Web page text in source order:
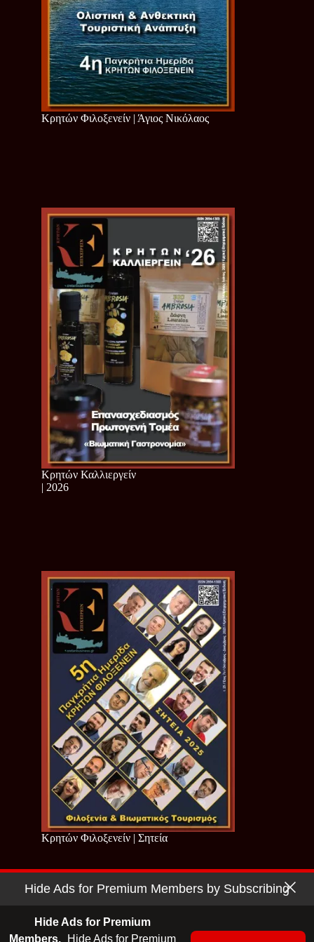
Κρητών Φιλοξενείν | Άγιος Νικόλαος
Κρητών Καλλιεργείν
| 2026
Κρητών Φιλοξενείν | Σητεία
Copyright © 2026 - Cretan Business | Κρητών Επιχειρείν
Hide Ads for Premium Members by Subscribing
Hide Ads for Premium
Members.
Hide Ads for Premium